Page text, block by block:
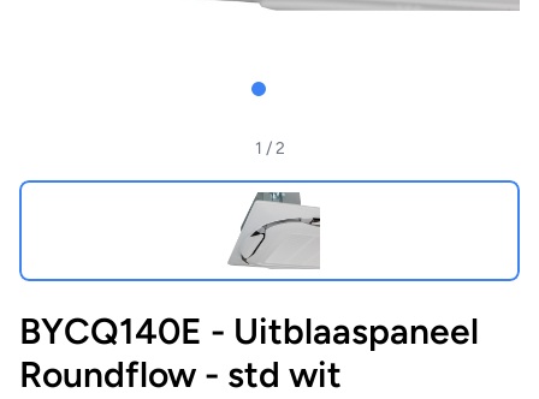
1 / 2
BYCQ140E - Uitblaaspaneel
Roundflow - std wit